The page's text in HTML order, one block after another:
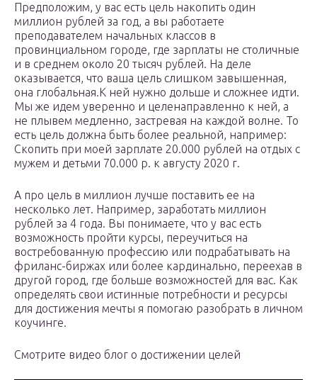
Предположим, у вас есть цель накопить один
миллион рублей за год, а вы работаете
преподавателем начальных классов в
провинциальном городе, где зарплаты не столичные
и в среднем около 20 тысяч рублей. На деле
оказывается, что ваша цель слишком завышенная,
она глобальная.К ней нужно дольше и сложнее идти.
Мы же идем уверенно и целенаправленно к ней, а
не плывем медленно, застревая на каждой волне. То
есть цель должна быть более реальной, например:
Скопить при моей зарплате 20.000 рублей на отдых с
мужем и детьми 70.000 р. к августу 2020 г.
А про цель в миллион лучше поставить ее на
несколько лет. Например, заработать миллион
рублей за 4 года. Вы понимаете, что у вас есть
возможность пройти курсы, переучиться на
востребованную профессию или подрабатывать на
фриланс-биржах или более кардинально, переехав в
другой город, где больше возможностей для вас. Как
определять свои истинные потребности и ресурсы
для достижения мечты я помогаю разобрать в личном
коучинге.
Смотрите видео блог о достижении целей